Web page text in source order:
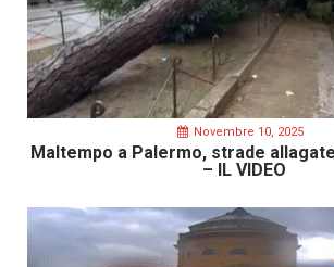
Novembre 10, 2025
Maltempo a Palermo, strade
– IL VIDEO